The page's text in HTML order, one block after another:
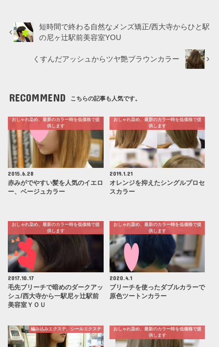
短時間で終わる自然なメンズ矯正/西大寺からひと駅
の尼ヶ辻駅前美容室YOU
くすんだアッシュからツヤ艶ブラウンカラー
RECOMMEND こちらの記事も人気です。
おしゃれ染め、最新のカラー時を低価格で提
供します
2015.6.28
赤みがでやすい髪を人気のイエロ
ー、ベージュカラー
おしゃれ染め、最新のカラー時を低価格で提
供します
2019.1.21
オレンジを抑えたシングルプロセ
スカラー
おしゃれ染め、最新のカラー時を低価格で提
供します
2017.10.17
毛先ブリーチで暗めのダークアッ
シュ/西大寺から一駅尼ヶ辻駅前
美容室ＹＯＵ
おしゃれ染め、最新のカラー時を低価格で提
供します
2020.4.1
ブリーチを使ったダブルカラーで
原色ツートンカラー
編み込みエクステ、シールエクステ
おしゃれ染め、最新のカラー時を低価格で提
供します